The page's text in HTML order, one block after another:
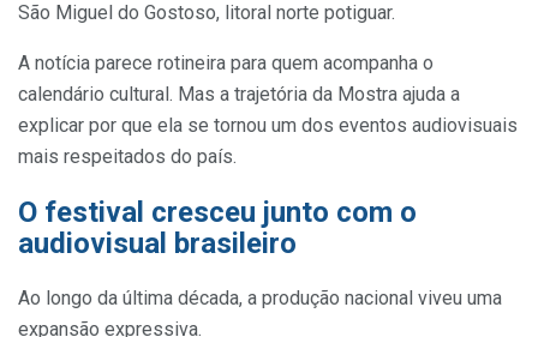
São Miguel do Gostoso, litoral norte potiguar.
A notícia parece rotineira para quem acompanha o
calendário cultural. Mas a trajetória da Mostra ajuda a
explicar por que ela se tornou um dos eventos audiovisuais
mais respeitados do país.
O festival cresceu junto com o
audiovisual brasileiro
Ao longo da última década, a produção nacional viveu uma
expansão expressiva.